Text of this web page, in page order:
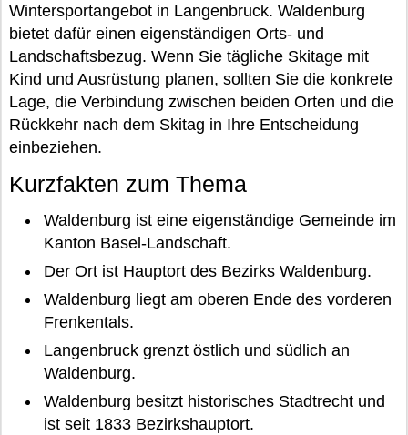
Wintersportangebot in Langenbruck. Waldenburg
bietet dafür einen eigenständigen Orts- und
Landschaftsbezug. Wenn Sie tägliche Skitage mit
Kind und Ausrüstung planen, sollten Sie die konkrete
Lage, die Verbindung zwischen beiden Orten und die
Rückkehr nach dem Skitag in Ihre Entscheidung
einbeziehen.
Kurzfakten zum Thema
Waldenburg ist eine eigenständige Gemeinde im
Kanton Basel-Landschaft.
Der Ort ist Hauptort des Bezirks Waldenburg.
Waldenburg liegt am oberen Ende des vorderen
Frenkentals.
Langenbruck grenzt östlich und südlich an
Waldenburg.
Waldenburg besitzt historisches Stadtrecht und
ist seit 1833 Bezirkshauptort.